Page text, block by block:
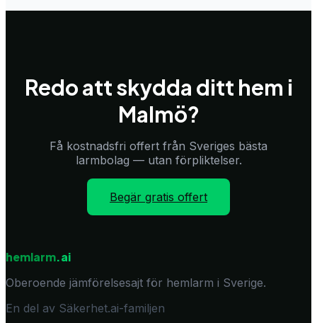
Redo att skydda ditt hem i
Malmö?
Få kostnadsfri offert från Sveriges bästa
larmbolag — utan förpliktelser.
Begär gratis offert
hemlarm.ai
Oberoende jämförelsesajt för hemlarm i Sverige.
En del av Säkerhet.ai-familjen